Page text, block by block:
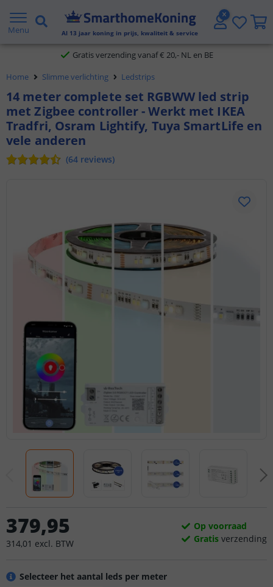
Menu Al 13 jaar koning in prijs, kwaliteit & service
2 jaar garantie
Gratis verzending vanaf € 20,- NL en BE
Klantbeoordeling 9.1
Voor 23:45 uur besteld,morgen in huis
Home Slimme verlichting Ledstrips
14 meter complete set RGBWW led strip
met Zigbee controller - Werkt met IKEA
Tradfri, Osram Lightify, Tuya SmartLife en
vele anderen
(64 reviews)
Selecteer het aantal leds per meter
379,95
314,01 excl. BTW
Op voorraad
Gratis verzending